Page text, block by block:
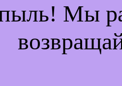
Мы